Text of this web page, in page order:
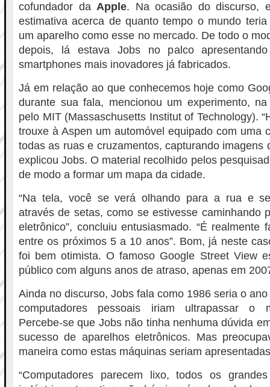
cofundador da Apple. Na ocasião do discurso,
estimativa acerca de quanto tempo o mundo
um aparelho como esse no mercado. De todo o
depois, lá estava Jobs no palco
smartphones mais inovadores já fabricados.
Já em relação ao que conhecemos hoje como
durante sua fala, mencionou um experimento,
pelo MIT (Massaschusetts Institut of Technology).
trouxe à Aspen um automóvel equipado com uma
todas as ruas e cruzamentos, capturando imagens
explicou Jobs. O material recolhido pelos
de modo a formar um mapa da cidade.
“Na tela, você se verá olhando para a rua e
através de setas, como se estivesse caminhando
eletrônico”, concluiu entusiasmado. “É realmente
entre os próximos 5 a 10 anos”. Bom, já neste
foi bem otimista. O famoso Google Street View
público com alguns anos de atraso, apenas em
Ainda no discurso, Jobs fala como 1986 seria o
computadores pessoais iriam ultrapassar o
Percebe-se que Jobs não tinha nenhuma dúvida
sucesso de aparelhos eletrônicos. Mas
maneira como estas máquinas seriam
“Computadores parecem lixo, todos os